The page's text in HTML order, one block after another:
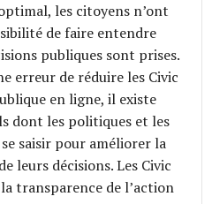
les citoyens n’ont
de faire entendre
publiques sont prises.
erreur de réduire les Civic
en ligne, il existe
dont les politiques et les
saisir pour améliorer la
leurs décisions. Les Civic
transparence de l’action